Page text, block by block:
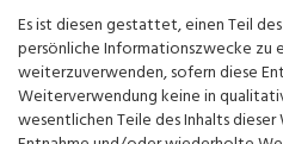
Es ist diesen gestattet, einen Teil
persönliche Informationszwecke zu
weiterzuverwenden, sofern diese
Weiterverwendung keine in
wesentlichen Teile des Inhalts